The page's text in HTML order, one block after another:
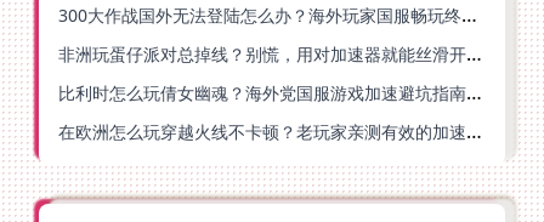
300大作战国外无法登陆怎么办？海外玩家国服畅玩终极指南（附实测推荐）
非洲玩蛋仔派对总掉线？别慌，用对加速器就能丝滑开跑！
比利时怎么玩倩女幽魂？海外党国服游戏加速避坑指南（附实测推荐）
在欧洲怎么玩穿越火线不卡顿？老玩家亲测有效的加速器选择指南